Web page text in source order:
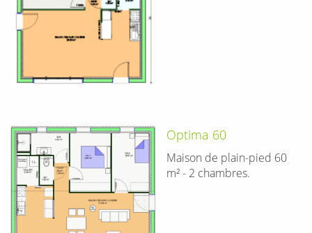
Optima 60
Maison de plain-pied 60
m² - 2 chambres.